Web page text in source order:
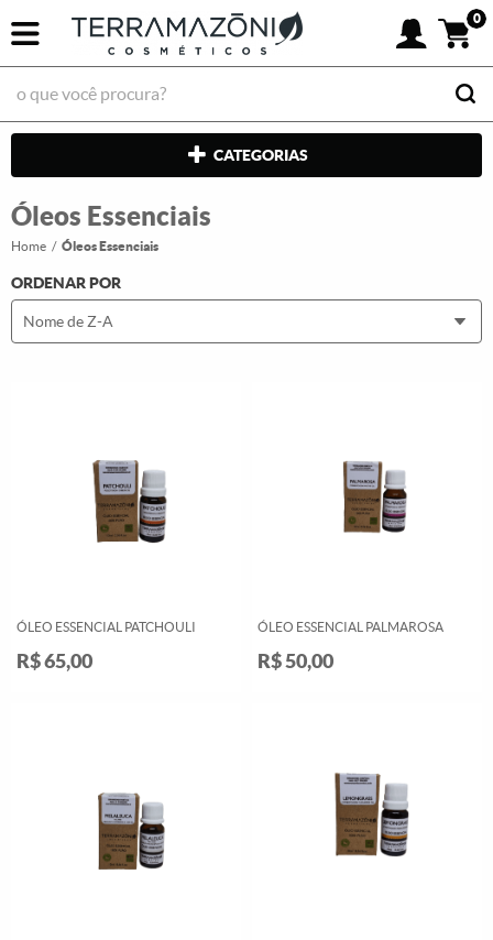
0
CATEGORIAS
Óleos Essenciais
Home Óleos Essenciais
ORDENAR POR
Nome de Z-A
ÓLEO ESSENCIAL PATCHOULI
R$ 65,00
ÓLEO ESSENCIAL PALMAROSA
R$ 50,00